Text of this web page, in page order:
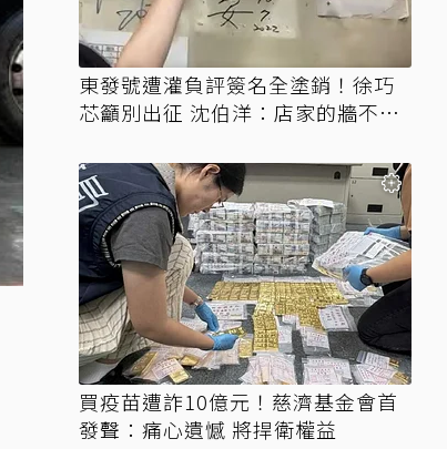
東發號遭灌負評簽名全塗銷！徐巧
芯籲別出征 沈伯洋：店家的牆不需
買疫苗遭詐10億元！慈濟基金會首
發聲：痛心遺憾 將捍衛權益